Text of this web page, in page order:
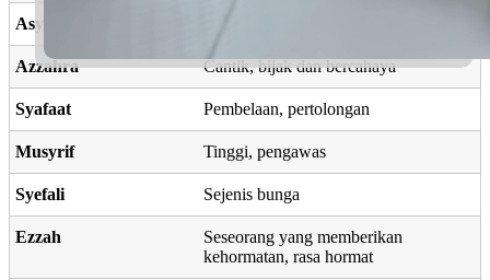
Asyraf
Azzahra Cantik, bijak dan bercahaya
Syafaat Pembelaan, pertolongan
Musyrif Tinggi, pengawas
Syefali Sejenis bunga
Ezzah
Seseorang yang memberikan
kehormatan, rasa hormat